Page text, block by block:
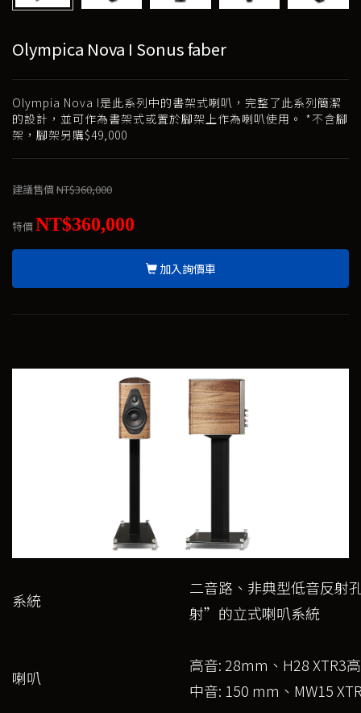
Olympica Nova I Sonus faber
Olympia Nova I是此系列中的書架式喇叭，完整了此系列簡潔
的設計，並可作為書架式或置於腳架上作為喇叭使用。 *不含腳
架，腳架另購$49,000
建議售價NT$360,000
特價NT$360,000
加入詢價車
系統
二音路、非典型低音反射
射”的立式喇叭系統
喇叭
高音: 28mm、H28 XTR3
中音: 150 mm、MW15